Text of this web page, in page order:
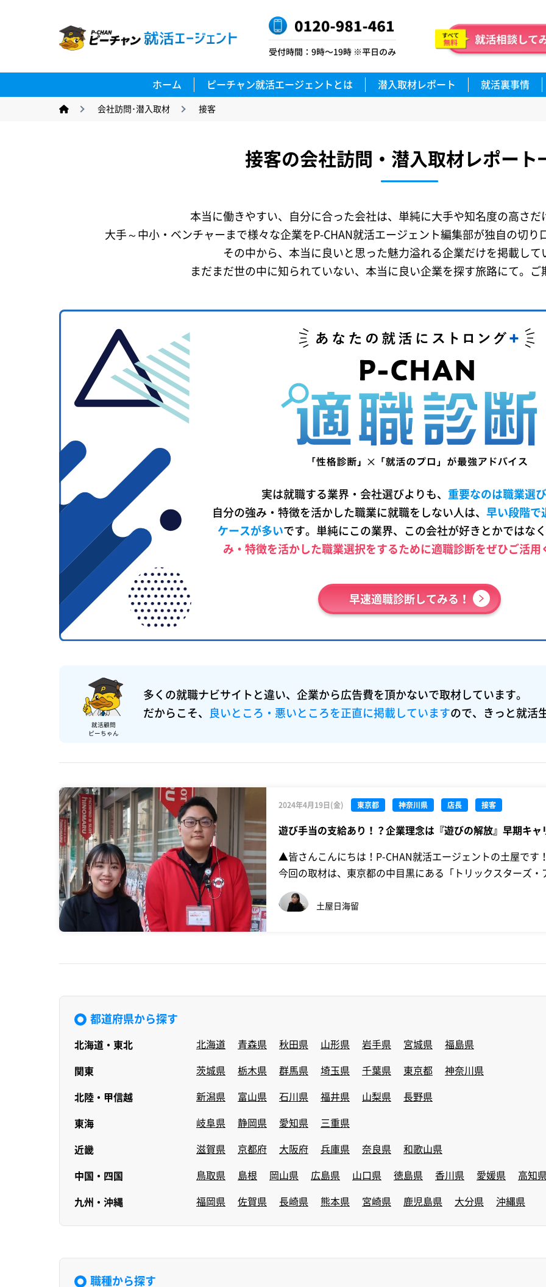
ホーム ピーチャン就活エージェントとは 潜入取材レポート 就活裏事情
会社訪問･潜入取材 接客
接客の会社訪問・潜入取材レポート
本当に働きやすい、自分に合った会社は、単純に大手や知名度の高さだ
大手～中小・ベンチャーまで様々な企業をP-CHAN就活エージェント編集部が独自の切り
その中から、本当に良いと思った魅力溢れる企業だけを掲載して
まだまだ世の中に知られていない、本当に良い企業を探す旅路にて。ご
実は就職する業界・会社選びよりも、 重要なのは職業選び
自分の強み・特徴を活かした職業に就職をしない人は、 早い段階で
ケースが多いです。単純にこの業界、この会社が好きとかではな
み・特徴を活かした職業選択をするために適職診断をぜひご活用
早速適職診断してみる！
就活顧問
ピーちゃん
多くの就職ナビサイトと違い、企業から広告費を頂かないで取材しています。
だからこそ、
良いところ・悪いところを正直に掲載していますので、きっと就活
2024年4月19日(金) 東京都 神奈川県 店長 接客
遊び手当の支給あり！？企業理念は『遊びの解放』早期キ
▲皆さんこんにちは！P-CHAN就活エージェントの土屋です
今回の取材は、東京都の中目黒にある「トリックスターズ
とい…
土屋日海留
都道府県から探す
北海道・東北 北海道 青森県 秋田県 山形県 岩手県 宮城県 福島県
関東 茨城県 栃木県 群馬県 埼玉県 千葉県 東京都 神奈川県
北陸・甲信越 新潟県 富山県 石川県 福井県 山梨県 長野県
東海 岐阜県 静岡県 愛知県 三重県
近畿 滋賀県 京都府 大阪府 兵庫県 奈良県 和歌山県
中国・四国 鳥取県 島根 岡山県 広島県 山口県 徳島県 香川県 愛媛県 高知
九州・沖縄 福岡県 佐賀県 長崎県 熊本県 宮崎県 鹿児島県 大分県 沖縄県
職種から探す